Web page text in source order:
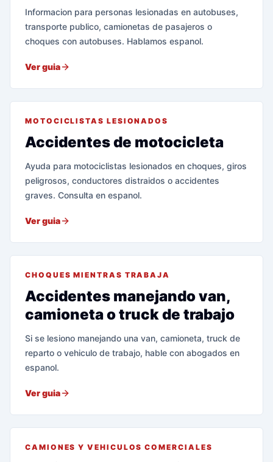
Informacion para personas lesionadas en autobuses,
transporte publico, camionetas de pasajeros o
choques con autobuses. Hablamos espanol.
Ver guia
MOTOCICLISTAS LESIONADOS
Accidentes de motocicleta
Ayuda para motociclistas lesionados en choques, giros
peligrosos, conductores distraidos o accidentes
graves. Consulta en espanol.
Ver guia
CHOQUES MIENTRAS TRABAJA
Accidentes manejando van,
camioneta o truck de trabajo
Si se lesiono manejando una van, camioneta, truck de
reparto o vehiculo de trabajo, hable con abogados en
espanol.
Ver guia
CAMIONES Y VEHICULOS COMERCIALES